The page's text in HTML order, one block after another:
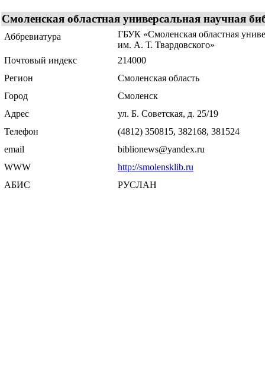
Смоленская областная универсальная научная
Аббревиатура
ГБУК «Смоленская областная
им. А. Т. Твардовского»
Почтовый индекс
214000
Регион
Смоленская область
Город
Смоленск
Адрес
ул. Б. Советская, д. 25/19
Телефон
(4812) 350815, 382168, 381524
email
biblionews@yandex.ru
WWW
http://smolensklib.ru
АБИС
РУСЛАН